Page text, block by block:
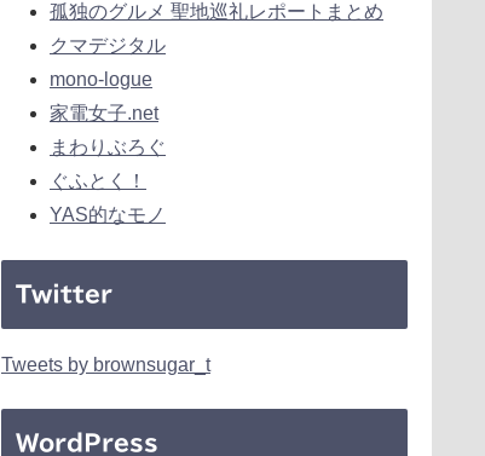
孤独のグルメ 聖地巡礼レポートまとめ
クマデジタル
mono-logue
家電女子.net
まわりぶろぐ
ぐふとく！
YAS的なモノ
Twitter
Tweets by brownsugar_t
WordPress